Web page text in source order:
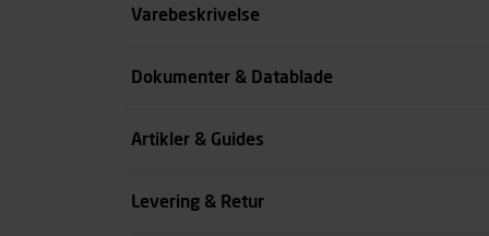
Størrelse
Varebeskrivelse
Dokumenter & Datablade
Artikler & Guides
Levering & Retur